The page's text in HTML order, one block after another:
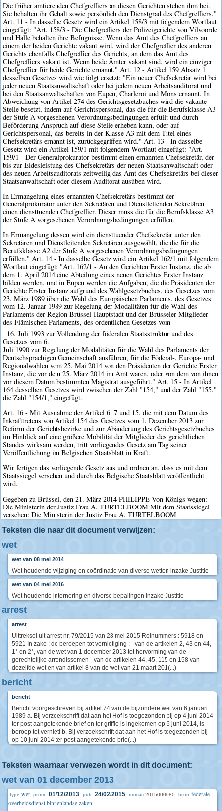
Die früher amtierenden Chefgreffiers an diesen Gerichten stehen ihm bei.
Sie behalten ihr Gehalt sowie persönlich den Dienstgrad des Chefgreffiers."
Art. 11 - In dasselbe Gesetz wird ein Artikel 158/3 mit folgendem Wortlaut
eingefügt: "Art. 158/3 - Die Chefgreffiers der Polizeigerichte von Vilvoorde
und Halle behalten ihre Befugnisse. Wenn das Amt des Chefgreffiers an
einem der beiden Gerichte vakant wird, wird der Chefgreffier des anderen
Gerichts ebenfalls Chefgreffier des Gerichts, an dem das Amt des
Chefgreffiers vakant ist. Wenn beide Ämter vakant sind, wird ein einziger
Chefgreffier für beide Gerichte ernannt." Art. 12 - Artikel 159 Absatz 1
desselben Gesetzes wird wie folgt ersetzt: "Ein neuer Chefsekretär wird bei
jeder neuen Staatsanwaltschaft oder bei jedem neuen Arbeitsauditorat und
bei den Staatsanwaltschaften von Eupen, Charleroi und Mons ernannt. In
Abweichung von Artikel 274 des Gerichtsgesetzbuches wird die vakante
Stelle besetzt, indem auf Gerichtspersonal, das die für die Berufsklasse A3
der Stufe A vorgesehenen Verordnungsbedingungen erfüllt und durch
Beförderung Anspruch auf diese Stelle erheben kann, oder auf
Gerichtspersonal, das bereits in der Klasse A3 mit dem Titel eines
Chefsekretärs ernannt ist, zurückgegriffen wird." Art. 13 - In dasselbe
Gesetz wird ein Artikel 159/1 mit folgendem Wortlaut eingefügt: "Art.
159/1 - Der Generalprokurator bestimmt einen ernannten Chefsekretär, der
bis zur Eidesleistung des Chefsekretärs der neuen Staatsanwaltschaft oder
des neuen Arbeitsauditorats zeitweilig das Amt des Chefsekretärs bei dieser
Staatsanwaltschaft oder diesem Auditorat ausüben wird.
In Ermangelung eines ernannten Chefsekretärs bestimmt der
Generalprokurator unter den Sekretären und Dienstleitenden Sekretären
einen diensttuenden Chefgreffier. Dieser muss die für die Berufsklasse A3
der Stufe A vorgesehenen Verordnungsbedingungen erfüllen.
In Ermangelung dessen wird ein diensttuender Chefsekretär unter den
Sekretären und Dienstleitenden Sekretären ausgewählt, die die für die
Berufsklasse A2 der Stufe A vorgesehenen Verordnungsbedingungen
erfüllen." Art. 14 - In dasselbe Gesetz wird ein Artikel 162/1 mit folgendem
Wortlaut eingefügt: "Art. 162/1 - An den Gerichten Erster Instanz, die ab
dem 1. April 2014 eine Abteilung eines neuen Gerichtes Erster Instanz
bilden werden, und in Eupen werden die Aufgaben, die die Präsidenten der
Gerichte Erster Instanz aufgrund des Wahlgesetzbuches, des Gesetzes vom
23. März 1989 über die Wahl des Europäischen Parlaments, des Gesetzes
vom 12. Januar 1989 zur Regelung der Modalitäten für die Wahl des
Parlaments der Region Brüssel-Hauptstadt und der Brüsseler Mitglieder
des Flämischen Parlaments, des ordentlichen Gesetzes vom
16. Juli 1993 zur Vollendung der föderalen Staatsstruktur und des
Gesetzes vom 6.
Juli 1990 zur Regelung der Modalitäten für die Wahl des Parlaments der
Deutschsprachigen Gemeinschaft ausführen, für die Föderal-, Europa- und
Regionalwahlen vom 25. Mai 2014 von den Präsidenten der Gerichte Erster
Instanz, die vor dem 25. März 2014 im Amt waren, oder von dem von ihnen
vor diesem Datum bestimmten Magistrat ausgeführt." Art. 15 - In Artikel
164 desselben Gesetzes wird zwischen der Zahl "154," und der Zahl "155,"
die Zahl "154/1," eingefügt.
Art. 16 - Mit Ausnahme der Artikel 6, 7 und 15, die mit dem Datum des
Inkrafttretens von Artikel 154 des Gesetzes vom 1. Dezember 2013 zur
Reform der Gerichtsbezirke und zur Abänderung des Gerichtsgesetzbuches
im Hinblick auf eine größere Mobilität der Mitglieder des gerichtlichen
Standes wirksam werden, tritt vorliegendes Gesetz am Tag seiner
Veröffentlichung im Belgischen Staatsblatt in Kraft.
Wir fertigen das vorliegende Gesetz aus und ordnen an, dass es mit dem
Staatssiegel versehen und durch das Belgische Staatsblatt veröffentlicht
wird.
Gegeben zu Brüssel, den 21. März 2014 PHILIPPE Von Königs wegen:
Die Ministerin der Justiz Frau A. TURTELBOOM Mit dem Staatssiegel
versehen: Die Ministerin der Justiz Frau A. TURTELBOOM
Teksten die naar dit document verwijzen:
wet
wet van 08 mei 2014
Wet houdende wijziging en coördinatie van diverse wetten inzake Justitie
wet van 04 mei 2016
Wet houdende internering en diverse bepalingen inzake Justitie
arrest
arrest
Uittreksel uit arrest nr. 79/2015 van 28 mei 2015 Rolnummers : 5918 en
5921 In zake : de beroepen tot vernietiging : - van de artikelen 2, 43 en 44,
1° en 2°, van de wet van 1 december 2013 tot hervorming van de
gerechtelijke arrondissemen - van de artikelen 44, 45, 115 en 158 van
dezelfde wet en van artikel 8 van de wet van 21 maart 201(...)
bericht
bericht
Bericht voorgeschreven bij artikel 74 van de bijzondere wet van 6 januari
1989 a. Bij verzoekschrift dat aan het Hof is toegezonden bij op 4 juni 2014
ter post aangetekende brief en ter griffie is ingekomen op 6 juni 2014, is
beroep tot vernieti b. Bij verzoekschrift dat aan het Hof is toegezonden bij
op 10 juni 2014 ter post aangetekende brie(...)
Teksten waarnaar verwezen wordt in dit document:
wet van 01 december 2013
type wet prom. 01/12/2013 pub. 24/02/2015 numac 2015000080 bron federale
overheidsdienst binnenlandse zaken